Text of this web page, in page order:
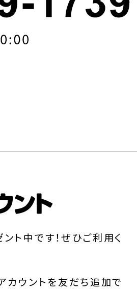
ト中です！ぜひご利用く
カウントを友だち追加で